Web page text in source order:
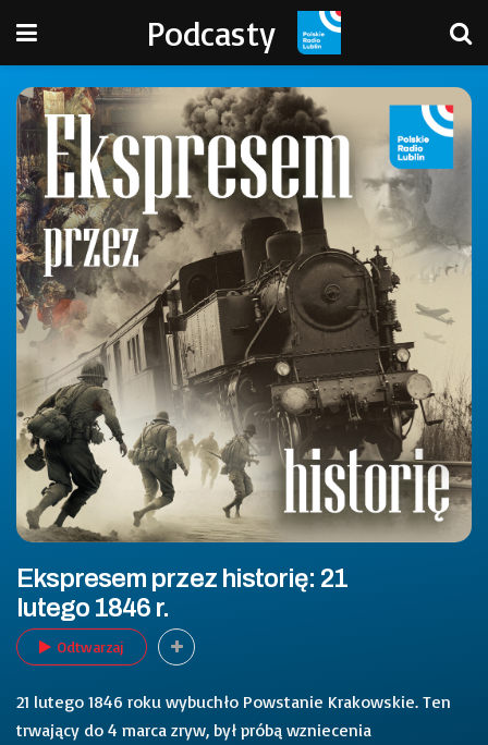
Podcasty
Ekspresem przez historię: 21
lutego 1846 r.
Odtwarzaj
21 lutego 1846 roku wybuchło Powstanie Krakowskie. Ten
trwający do 4 marca zryw, był próbą wzniecenia